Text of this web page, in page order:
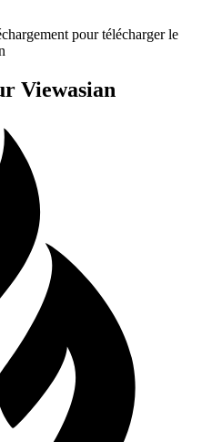
pour télécharger le
Viewasian